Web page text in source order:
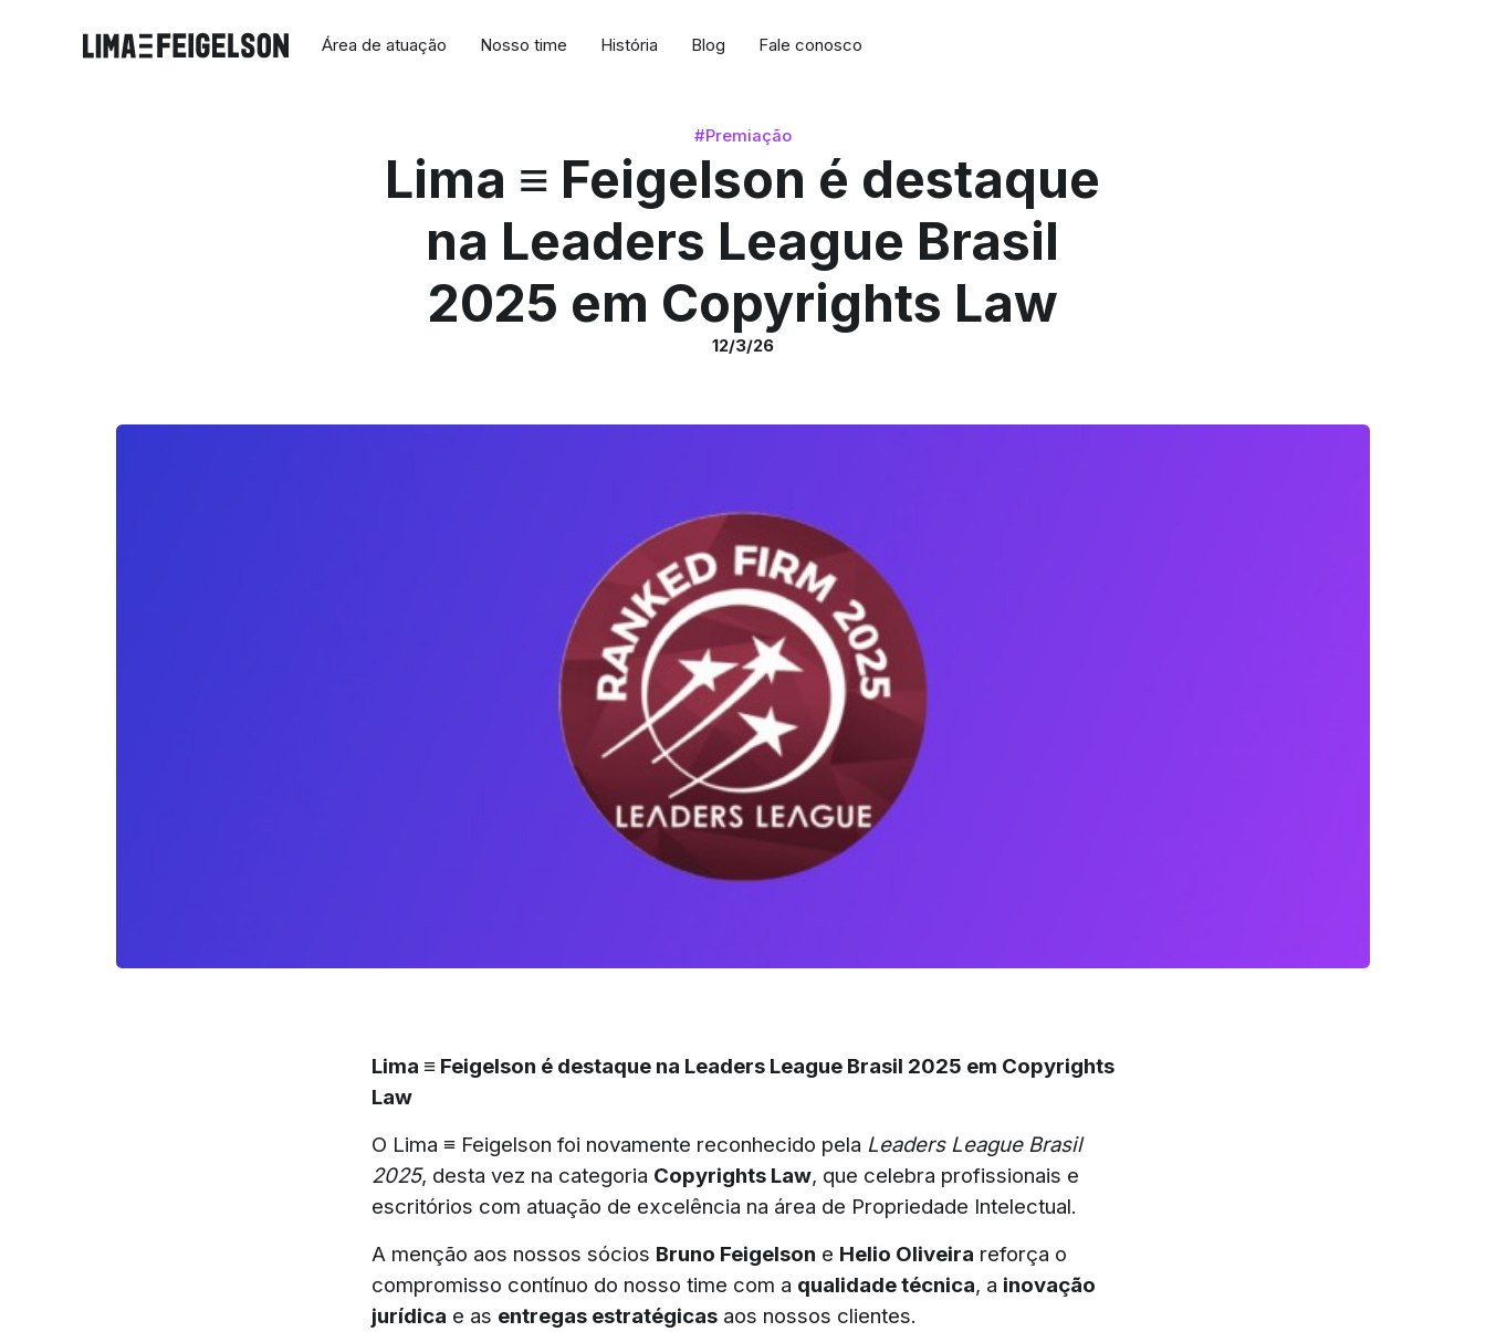
Área de atuação Nosso time História Blog Fale conosco
#Premiação
Lima ≡ Feigelson é destaque
na Leaders League Brasil
2025 em Copyrights Law
12/3/26
Lima ≡ Feigelson é destaque na Leaders League Brasil 2025 em Copyrights
Law
O Lima ≡ Feigelson foi novamente reconhecido pela Leaders League Brasil
2025, desta vez na categoria Copyrights Law, que celebra profissionais e
escritórios com atuação de excelência na área de Propriedade Intelectual.
A menção aos nossos sócios Bruno Feigelson e Helio Oliveira reforça o
compromisso contínuo do nosso time com a qualidade técnica, a inovação
jurídica e as entregas estratégicas aos nossos clientes.